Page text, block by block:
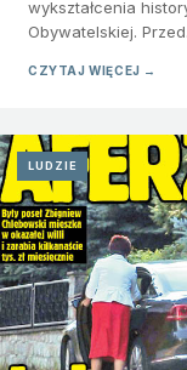
wykształcenia
Obywatelskiej.
CZYTAJ WIĘCEJ →
LUDZIE